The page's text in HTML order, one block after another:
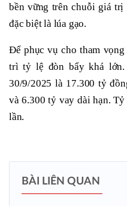
bền vững trên chuỗi giá
đặc biệt là lúa gạo.
Để phục vụ cho tham
trì tỷ lệ đòn bẩy khá
30/9/2025 là 17.300 tỷ
và 6.300 tỷ vay dài hạn.
lần.
BÀI LIÊN QUAN